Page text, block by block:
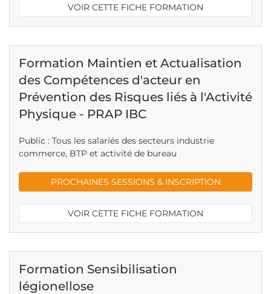
VOIR CETTE FICHE FORMATION
Formation Maintien et Actualisation
des Compétences d'acteur en
Prévention des Risques liés à l'Activité
Physique - PRAP IBC
Public : Tous les salariés des secteurs industrie
commerce, BTP et activité de bureau
PROCHAINES SESSIONS & INSCRIPTION
VOIR CETTE FICHE FORMATION
Formation Sensibilisation
légionellose